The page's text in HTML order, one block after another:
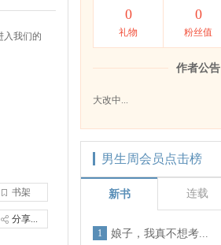
入我们的
书架
分享...
0
礼物
0
粉丝值
作者公告
大改中...
男生周会员点击榜
新书 连载
1 娘子，我真不想考...